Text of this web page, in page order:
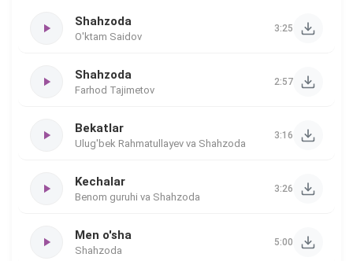
Shahzoda
O'ktam Saidov
3:25
Shahzoda
Farhod Tajimetov
2:57
Bekatlar
Ulug'bek Rahmatullayev va Shahzoda
3:16
Kechalar
Benom guruhi va Shahzoda
3:26
Men o'sha
Shahzoda
5:00